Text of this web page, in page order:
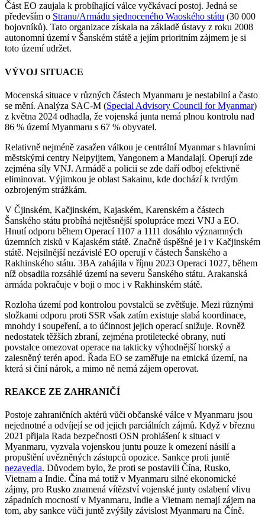
Část EO zaujala k probíhající válce vyčkávací postoj. Jedná se
především o Stranu/Armádu sjednoceného Waoského státu (30 000
bojovníků). Tato organizace získala na základě ústavy z roku 2008
autonomní území v Šanském státě a jejím prioritním zájmem je si
toto území udržet.
VÝVOJ SITUACE
Mocenská situace v různých částech Myanmaru je nestabilní a často
se mění. Analýza SAC-M (Special Advisory Council for Myanmar)
z května 2024 odhadla, že vojenská junta nemá plnou kontrolu nad
86 % území Myanmaru s 67 % obyvatel.
Relativně nejméně zasažen válkou je centrální Myanmar s hlavními
městskými centry Neipyijtem, Yangonem a Mandalají. Operují zde
zejména síly VNJ. Armádě a policii se zde daří odboj efektivně
eliminovat. Výjimkou je oblast Sakainu, kde dochází k tvrdým
ozbrojeným strážkám.
V Čjinském, Kačjinském, Kajaském, Karenském a částech
Šanského státu probíhá nejtěsnější spolupráce mezi VNJ a EO.
Hnutí odporu během Operací 1107 a 1111 dosáhlo významných
územních zisků v Kajaském státě. Značně úspěšné je i v Kačjinském
státě. Nejsilnější nezávislé EO operují v částech Šanského a
Rakhinského státu. 3BA zahájila v říjnu 2023 Operaci 1027, během
níž obsadila rozsáhlé území na severu Šanského státu. Arakanská
armáda pokračuje v boji o moc i v Rakhinském státě.
Rozloha území pod kontrolou povstalců se zvětšuje. Mezi různými
složkami odporu proti SSR však zatím existuje slabá koordinace,
mnohdy i soupeření, a to účinnost jejich operací snižuje. Rovněž
nedostatek těžších zbraní, zejména protiletecké obrany, nutí
povstalce omezovat operace na takticky výhodnější horský a
zalesněný terén apod. Řada EO se zaměřuje na etnická území, na
která si činí nárok, a mimo ně nemá zájem operovat.
REAKCE ZE ZAHRANIČÍ
Postoje zahraničních aktérů vůči občanské válce v Myanmaru jsou
nejednotné a odvíjejí se od jejich parciálních zájmů. Když v březnu
2021 přijala Rada bezpečnosti OSN prohlášení k situaci v
Myanmaru, vyzvala vojenskou juntu pouze k omezení násilí a
propuštění uvězněných zástupců opozice. Sankce proti juntě
nezavedla. Důvodem bylo, že proti se postavili Čína, Rusko,
Vietnam a Indie. Čína má totiž v Myanmaru silné ekonomické
zájmy, pro Rusko znamená vítězství vojenské junty oslabení vlivu
západních mocností v Myanmaru, Indie a Vietnam nemají zájem na
tom, aby sankce vůči juntě zvýšily závislost Myanmaru na Číně.